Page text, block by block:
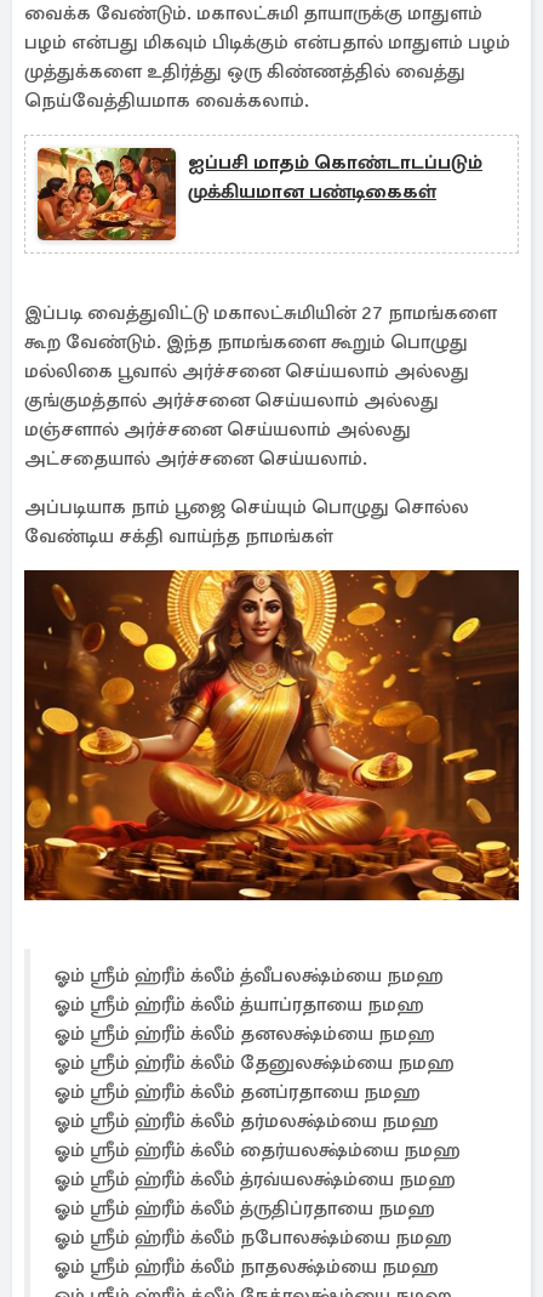
வைக்க வேண்டும். மகாலட்சுமி தாயாருக்கு மாதுளம்
பழம் என்பது மிகவும் பிடிக்கும் என்பதால் மாதுளம் பழம்
முத்துக்களை உதிர்த்து ஒரு கிண்ணத்தில் வைத்து
நெய்வேத்தியமாக வைக்கலாம்.
ஐப்பசி மாதம் கொண்டாடப்படும்
முக்கியமான பண்டிகைகள்
இப்படி வைத்துவிட்டு மகாலட்சுமியின் 27 நாமங்களை
கூற வேண்டும். இந்த நாமங்களை கூறும் பொழுது
மல்லிகை பூவால் அர்ச்சனை செய்யலாம் அல்லது
குங்குமத்தால் அர்ச்சனை செய்யலாம் அல்லது
மஞ்சளால் அர்ச்சனை செய்யலாம் அல்லது
அட்சதையால் அர்ச்சனை செய்யலாம்.
அப்படியாக நாம் பூஜை செய்யும் பொழுது சொல்ல
வேண்டிய சக்தி வாய்ந்த நாமங்கள்
ஓம் ஸ்ரீம் ஹ்ரீம் க்லீம் த்வீபலக்ஷ்ம்யை நமஹ
ஓம் ஸ்ரீம் ஹ்ரீம் க்லீம் த்யாப்ரதாயை நமஹ
ஓம் ஸ்ரீம் ஹ்ரீம் க்லீம் தனலக்ஷ்ம்யை நமஹ
ஓம் ஸ்ரீம் ஹ்ரீம் க்லீம் தேனுலக்ஷ்ம்யை நமஹ
ஓம் ஸ்ரீம் ஹ்ரீம் க்லீம் தனப்ரதாயை நமஹ
ஓம் ஸ்ரீம் ஹ்ரீம் க்லீம் தர்மலக்ஷ்ம்யை நமஹ
ஓம் ஸ்ரீம் ஹ்ரீம் க்லீம் தைர்யலக்ஷ்ம்யை நமஹ
ஓம் ஸ்ரீம் ஹ்ரீம் க்லீம் த்ரவ்யலக்ஷ்ம்யை நமஹ
ஓம் ஸ்ரீம் ஹ்ரீம் க்லீம் த்ருதிப்ரதாயை நமஹ
ஓம் ஸ்ரீம் ஹ்ரீம் க்லீம் நபோலக்ஷ்ம்யை நமஹ
ஓம் ஸ்ரீம் ஹ்ரீம் க்லீம் நாதலக்ஷ்ம்யை நமஹ